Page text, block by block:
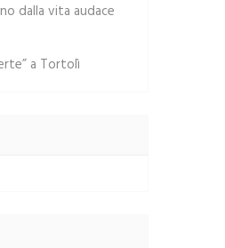
dalla vita audace
a Tortolì